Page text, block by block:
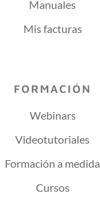
Manuales
Mis facturas
FORMACIÓN
Webinars
Videotutoriales
Formación a medida
Cursos